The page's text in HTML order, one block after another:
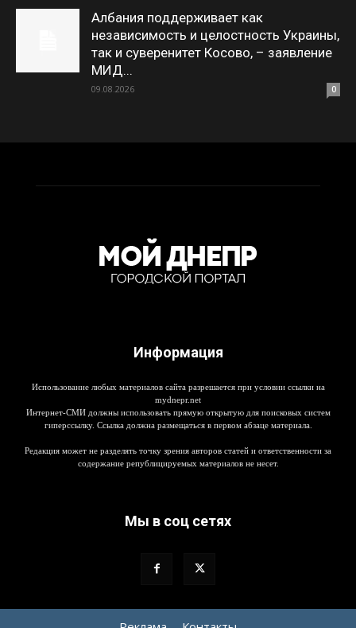
Албания поддерживает как
независимость и целостность Украины,
так и суверенитет Косово, – заявление
МИД...
09.08.2026 0
Информация
Использование любых материалов сайта разрешается при условии ссылки на
mydnepr.net
Интернет-СМИ должны использовать прямую открытую для поисковых систем
гиперссылку. Ссылка должна размещаться в первом абзаце материала.
Редакция может не разделять точку зрения авторов статей и ответственности за
содержание републицируемых материалов не несет.
Мы в соц сетях